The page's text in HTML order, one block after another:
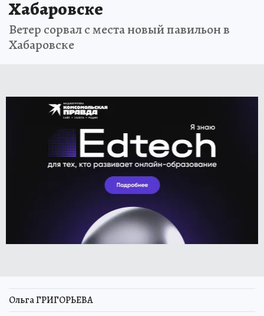
Хабаровске
Ветер сорвал с места новый павильон в
Хабаровске
Ольга ГРИГОРЬЕВА